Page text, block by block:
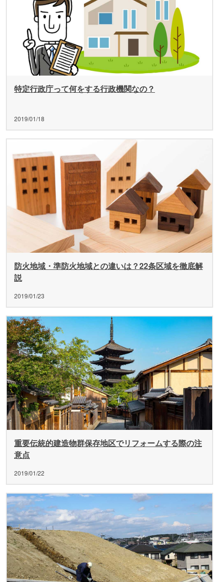
特定行政庁って何をする行政機関なの？
2019/01/18
防火地域・準防火地域との違いは？22条区域を徹底解
説
2019/01/23
重要伝統的建造物群保存地区でリフォームする際の注
意点
2019/01/22